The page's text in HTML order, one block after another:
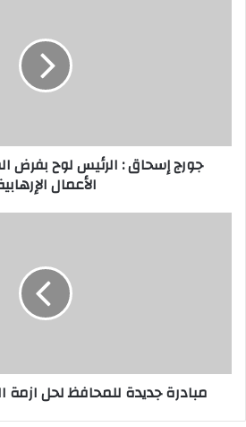
جورج إسحاق : الرئيس لوح بفرض
الأعمال
مبادرة جديدة للمحافظ لحل ازمة